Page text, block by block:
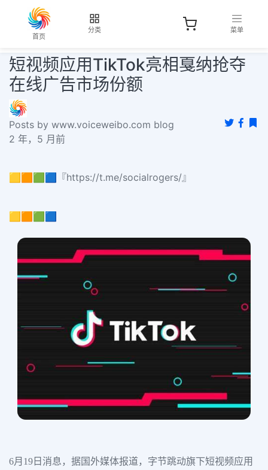
首页
分类 菜单
短视频应用TikTok亮相戛纳抢夺
在线广告市场份额
Posts by www.voiceweibo.com blog
2 年，5 月前
🟨🟧🟩🟦『https://t.me/socialrogers/』
🟨🟧🟩🟦
6月19日消息，据国外媒体报道，字节跳动旗下短视频应用